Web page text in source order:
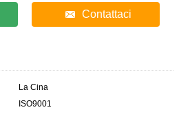
Contattaci
La Cina
ISO9001